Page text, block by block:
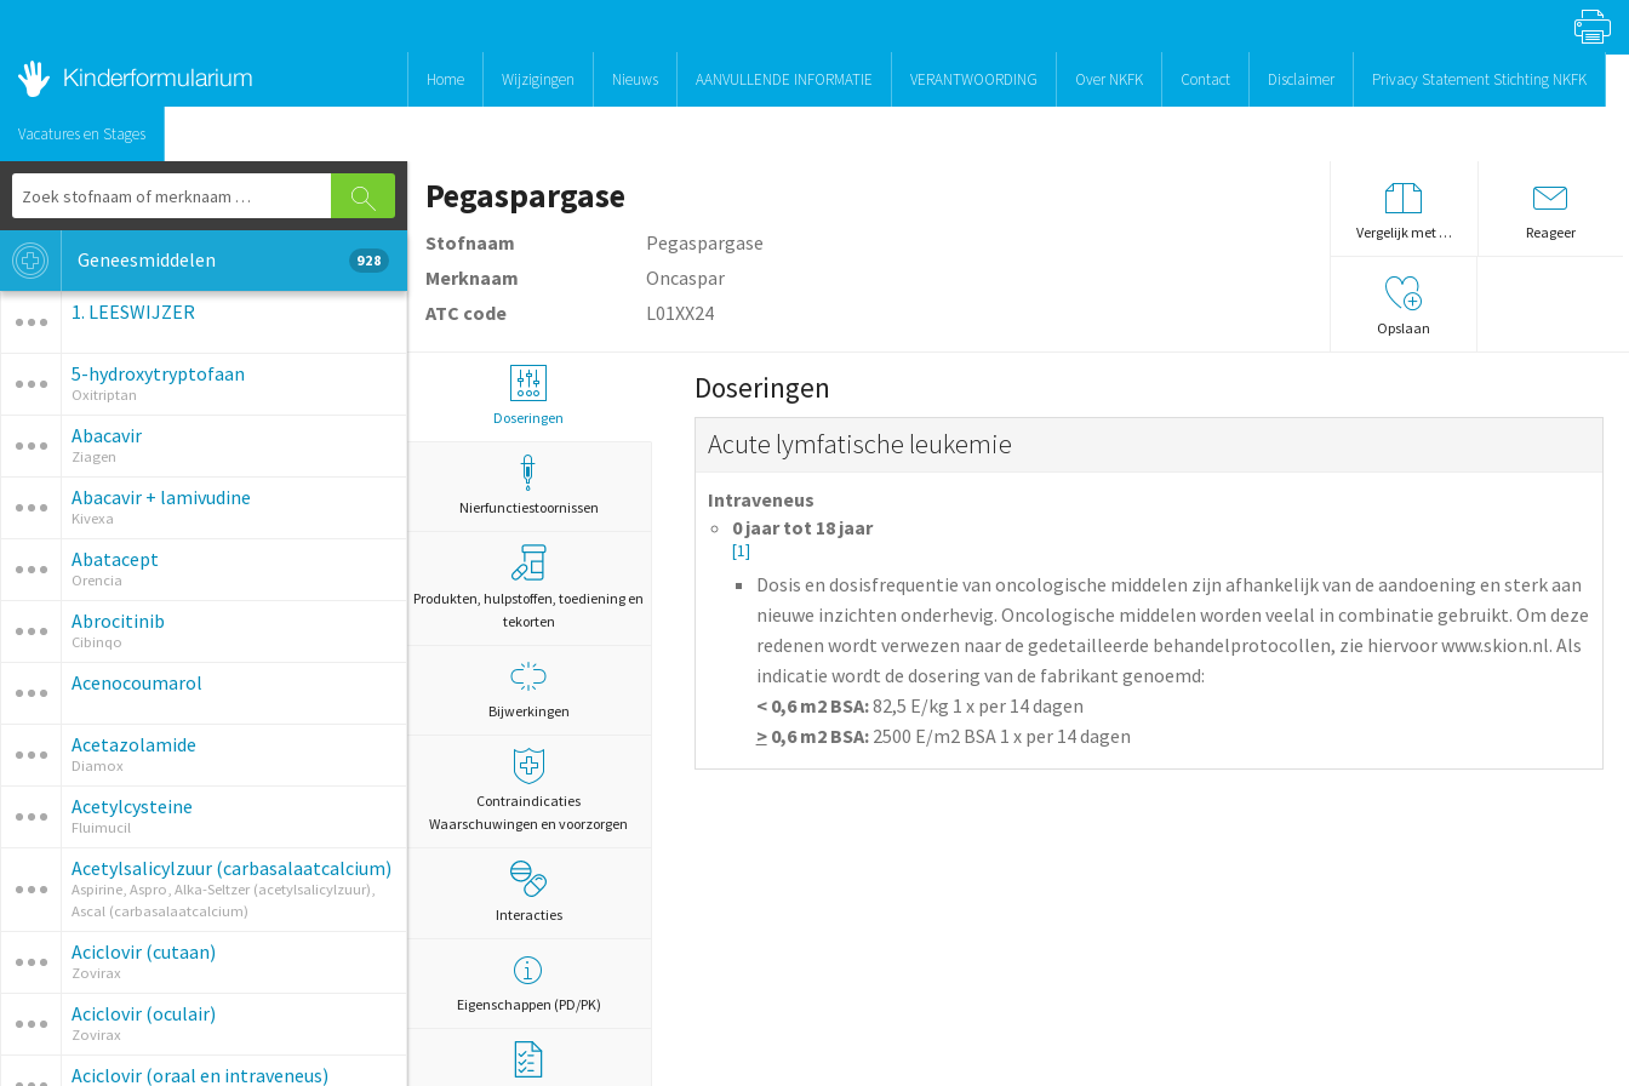
Home Wijzigingen Nieuws AANVULLENDE INFORMATIE VERANTWOORDING Over NKFK Contact Disclaimer Privacy Statement Stichting NKFK
Vacatures en Stages
Geneesmiddelen 928
1. LEESWIJZER
5-hydroxytryptofaan
Oxitriptan
Abacavir
Ziagen
Abacavir + lamivudine
Kivexa
Abatacept
Orencia
Abrocitinib
Cibinqo
Acenocoumarol
Acetazolamide
Diamox
Acetylcysteine
Fluimucil
Acetylsalicylzuur (carbasalaatcalcium)
Aspirine, Aspro, Alka-Seltzer (acetylsalicylzuur),
Ascal (carbasalaatcalcium)
Aciclovir (cutaan)
Zovirax
Aciclovir (oculair)
Zovirax
Aciclovir (oraal en intraveneus)
Pegaspargase
Stofnaam
Pegaspargase
Merknaam
Oncaspar
ATC code
L01XX24
Vergelijk met … Reageer
Opslaan
Doseringen
Nierfunctiestoornissen
Produkten, hulpstoffen, toediening en
tekorten
Bijwerkingen
Contraindicaties
Waarschuwingen en voorzorgen
Interacties
Eigenschappen (PD/PK)
Doseringen
Acute lymfatische leukemie
Intraveneus
0 jaar tot 18 jaar
[1]
Dosis en dosisfrequentie van oncologische middelen zijn afhankelijk van de aandoening en sterk aan
nieuwe inzichten onderhevig. Oncologische middelen worden veelal in combinatie gebruikt. Om deze
redenen wordt verwezen naar de gedetailleerde behandelprotocollen, zie hiervoor www.skion.nl. Als
indicatie wordt de dosering van de fabrikant genoemd:
< 0,6 m2 BSA:82,5 E/kg 1 x per 14 dagen
>0,6 m2 BSA:2500 E/m2 BSA 1 x per 14 dagen